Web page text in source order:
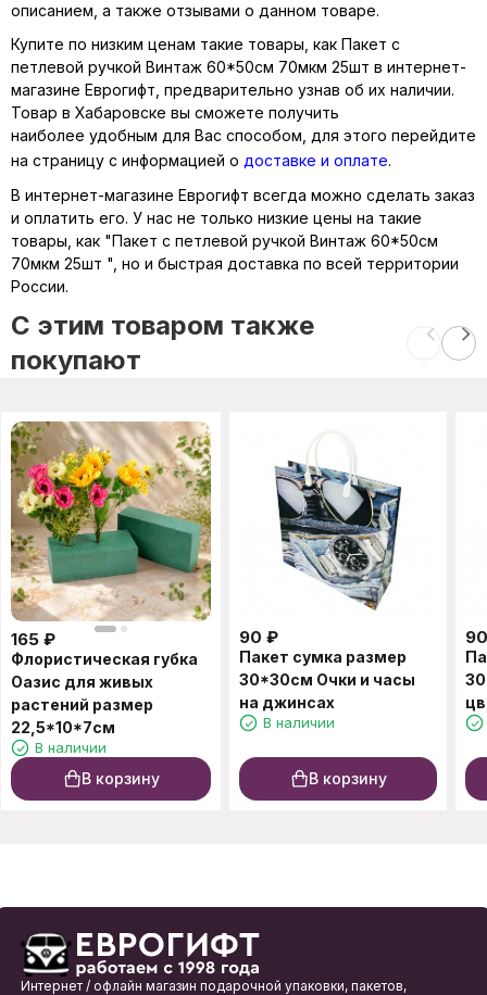
описанием, а также отзывами о данном товаре.
Купите по низким ценам такие товары, как Пакет с
петлевой ручкой Винтаж 60*50см 70мкм 25шт в интернет-
магазине Еврогифт, предварительно узнав об их наличии.
Товар в Хабаровске вы сможете получить
наиболее удобным для Вас способом, для этого перейдите
на страницу с информацией о доставке и оплате.
В интернет-магазине Еврогифт всегда можно сделать заказ
и оплатить его. У нас не только низкие цены на такие
товары, как "Пакет с петлевой ручкой Винтаж 60*50см
70мкм 25шт ", но и быстрая доставка по всей территории
России.
C этим товаром также
покупают
165 ₽
Флористическая губка
Оазис для живых
растений размер
22,5*10*7см
В наличии
В корзину
90 ₽
Пакет сумка размер
30*30см Очки и часы
на джинсах
В наличии
В корзину
90
Интернет / офлайн магазин подарочной упаковки, пакетов,